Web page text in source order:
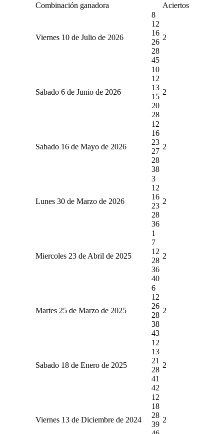
Combinación ganadora Aciertos
Viernes 10 de Julio de 2026
8
12
16
26
28
45
2
Sabado 6 de Junio de 2026
10
12
13
15
20
28
2
Sabado 16 de Mayo de 2026
12
16
23
27
28
38
2
Lunes 30 de Marzo de 2026
3
12
16
23
28
36
2
Miercoles 23 de Abril de 2025
1
7
12
28
36
40
2
Martes 25 de Marzo de 2025
6
12
26
28
38
43
2
Sabado 18 de Enero de 2025
12
13
21
28
41
42
2
Viernes 13 de Diciembre de 2024
12
18
28
39
2